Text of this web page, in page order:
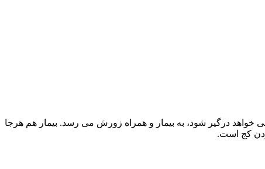
خواهد درگیر شود، به بیمار و همراه زورش می رسد. بیمار هم هرجا
کج است.